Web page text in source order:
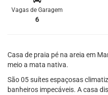
Vagas de Garagem
6
Casa de praia pé na areia em
meio a mata nativa.
São 05 suítes espaçosas
banheiros impecáveis. A casa